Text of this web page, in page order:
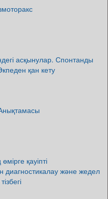
асқынулар. Спонтанды
қан кету
қауіпті
диагностикалау және жедел